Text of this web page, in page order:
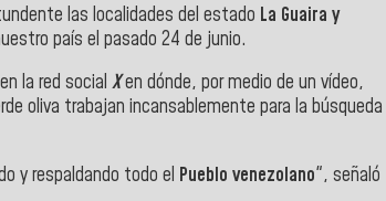
las localidades del estado La Guaira y
país el pasado 24 de junio.
la red social Xen dónde, por medio de un vídeo,
oliva trabajan incansablemente para la
y respaldando todo el Pueblo venezolano", señaló